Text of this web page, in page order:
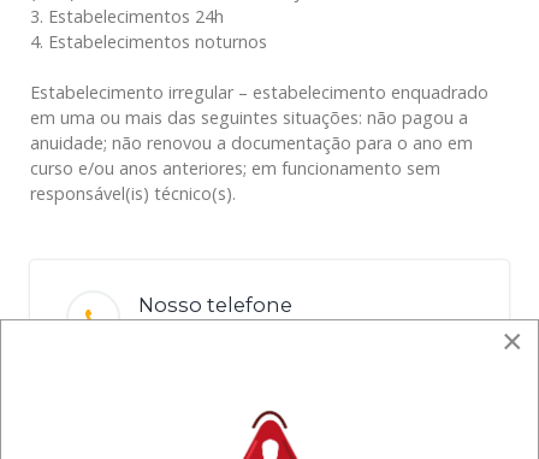
3. Estabelecimentos 24h
4. Estabelecimentos noturnos
Estabelecimento irregular – estabelecimento enquadrado
em uma ou mais das seguintes situações: não pagou a
anuidade; não renovou a documentação para o ano em
curso e/ou anos anteriores; em funcionamento sem
responsável(is) técnico(s).
Nosso telefone
Seg - Sex / 08h às 12h e 14h às 18h
×